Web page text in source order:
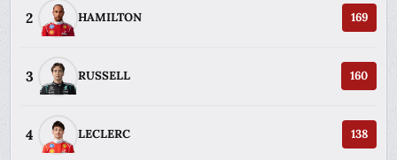
2 HAMILTON 169
3 RUSSELL 160
4 LECLERC 138